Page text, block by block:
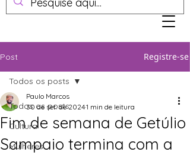
Post Registre-se
Todos os posts
Cultura
Mulheres
Todos os posts
Fim de semana de Getúlio
Sampaio termina com a
Paulo Marcos
30 de set. de 20241 min de leitura